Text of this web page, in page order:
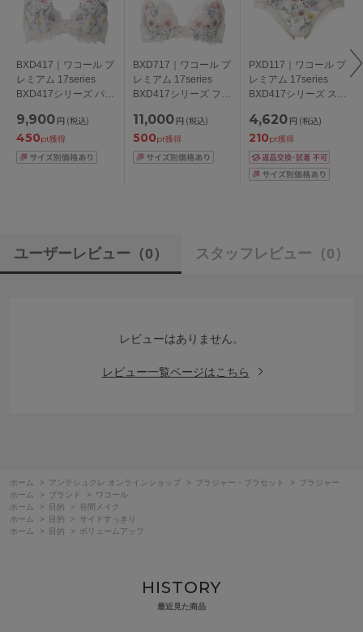
BXD417｜ワコール プ
レミアム 17series
BXD417シリーズ パー
ブラ ブラジャー単品
BCDEFGHIカップ ア
ンダー
65/70/75/80/85cm
9,900 円 (税込)
450pt獲得
BXD717｜ワコール プ
レミアム 17series
BXD417シリーズ フロ
ラ ブラジャー単品
CDEFGカップ アンダ
ー65/70/75cm
11,000 円 (税込)
500pt獲得
PXD117｜ワコール プ
レミアム 17series
BXD417シリーズ スタ
M/L/LL/3L
4,620 円 (税込)
210pt獲得
ユーザーレビュー （0） スタッフレビュー （0）
レビューはありません。
レビュー一覧ページはこちら
ホーム > アンテシュクレ オンラインショップ > ブラジャー・ブラセット >
ブラジャー
ホーム
> ブランド >
ワコール
ホーム
> 目的 >
谷間メイク
ホーム
> 目的 >
サイドすっきり
ホーム
> 目的 > ボリュームアップ
HISTORY
最近見た商品